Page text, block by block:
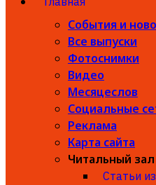
События и
Все выпуски
Фотоснимки
Видео
Месяцеслов
Социальные
Реклама
Карта сайта
Читальный зал
Статьи